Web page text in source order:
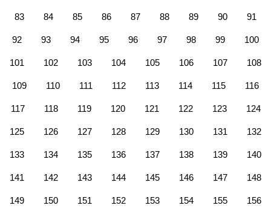
83 84 85 86 87 88 89 90 91
92 93 94 95 96 97 98 99 100
101 102 103 104 105 106 107 108
109 110 111 112 113 114 115 116
117 118 119 120 121 122 123 124
125 126 127 128 129 130 131 132
133 134 135 136 137 138 139 140
141 142 143 144 145 146 147 148
149 150 151 152 153 154 155 156